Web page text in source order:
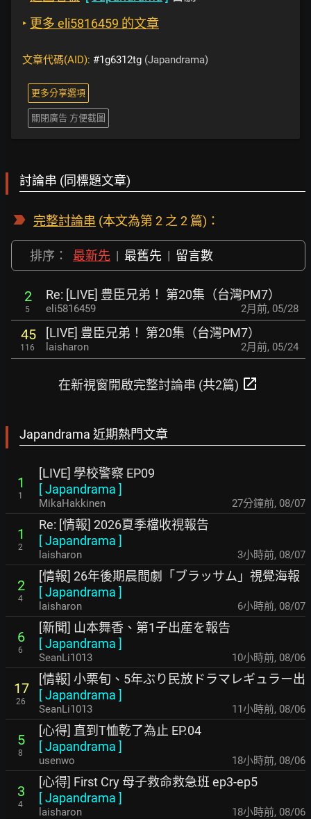
‣ 更多 eli5816459 的文章
文章代碼(AID): #1g6312tg (Japandrama)
更多分享選項
關閉廣告 方便截圖
討論串 (同標題文章)
完整討論串 (本文為第 2 之 2 篇)：
排序： 最新先 | 最舊先 | 留言數
2
5
Re: [LIVE] 豊臣兄弟！ 第20集（台灣PM7）
eli5816459 2月前, 05/28
45
116
[LIVE] 豊臣兄弟！ 第20集（台灣PM7）
laisharon 2月前, 05/24
在新視窗開啟完整討論串 (共2篇) open_in_new
Japandrama 近期熱門文章
1
1
[LIVE] 學校警察 EP09
[Japandrama ]
MikaHakkinen 27分鐘前, 08/07
1
2
Re: [情報] 2026夏季檔收視報告
[Japandrama ]
laisharon 3小時前, 08/07
2
4
[情報] 26年後期晨間劇「ブラッサム」視覺海報
[Japandrama ]
laisharon 6小時前, 08/07
6
6
[新聞] 山本舞香、第1子出産を報告
[Japandrama ]
SeanLi1013 10小時前, 08/06
17
26
[情報] 小栗旬、5年ぶり民放ドラマレギュラー出
[Japandrama ]
SeanLi1013 11小時前, 08/06
5
8
[心得] 直到T恤乾了為止 EP.04
[Japandrama ]
usenwo 18小時前, 08/06
3
4
[心得] First Cry 母子救命救急班 ep3-ep5
[Japandrama ]
laisharon 18小時前, 08/06